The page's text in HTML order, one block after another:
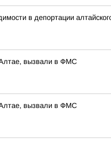
в депортации
Алтае, вызвали в ФМС
Алтае, вызвали в ФМС